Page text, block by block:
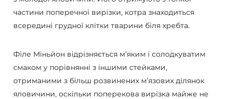
частини поперечної вирізки, котра знаходиться
всередині грудної клітки тварини біля хребта.
Філе Міньйон відрізняється м’яким і солодкуватим
смаком у порівнянні з іншими стейками,
отриманими з більш розвинених м’язових ділянок
яловичини, оскільки поперекова вирізка майже не